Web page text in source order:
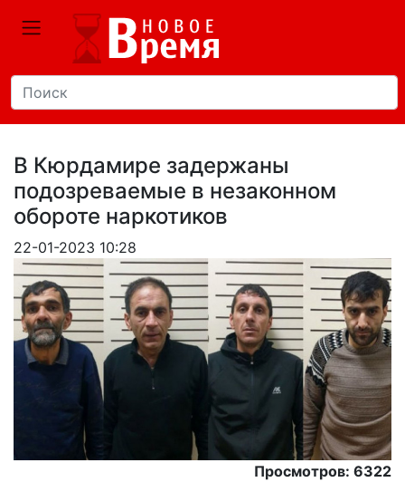
В Кюрдамире задержаны
подозреваемые в незаконном
обороте наркотиков
22-01-2023 10:28
Просмотров: 6322